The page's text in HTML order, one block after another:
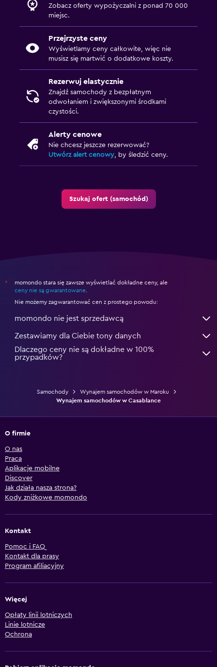
Zobacz oferty wypożyczalni z ponad 70 000
miejsc.
Przejrzyste ceny
Wyświetlamy ceny całkowite, więc nie
musisz się martwić o dodatkowe koszty.
Rezerwuj elastycznie
Znajdź samochody z bezpłatnym
odwołaniem i zwiększonymi środkami
czystości.
Alerty cenowe
Nie chcesz jeszcze rezerwować?
Utwórz alert cenowy, by śledzić ceny.
Szukaj ofert (samochód)
*
momondo stara się zawsze wyświetlać dokładne ceny, ale
ceny nie są gwarantowane
Nie możemy zagwarantować cen z prostego powodu:
momondo nie jest sprzedawcą
Zestawiamy dla Ciebie tony danych
Dlaczego ceny nie są dokładne w 100%
przypadków?
Samochody
Wynajem samochodów w Maroku
Wynajem samochodów w Casablance
O firmie
O nas
Praca
Aplikacje mobilne
Discover
Jak działa nasza strona?
Kody zniżkowe momondo
Kontakt
Pomoc i FAQ
Kontakt dla prasy
Program afiliacyjny
Więcej
Opłaty linii lotniczych
Linie lotnicze
Ochrona